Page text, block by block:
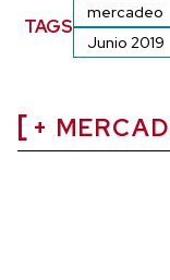
TAGS
mercadeo
Junio 2019
+